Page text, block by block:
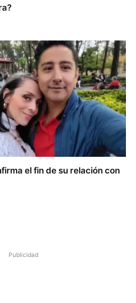
el fin de su relación con
Publicidad